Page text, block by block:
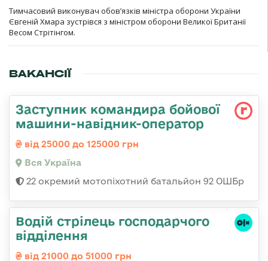
Тимчасовий виконувач обов’язків міністра оборони України
Євгеній Хмара зустрівся з міністром оборони Великої Британії
Весом Стрітінгом.
ВАКАНСІЇ
Заступник командира бойової
машини-навідник-оператор
від 25000 до 125000 грн
Вся Україна
22 окремий мотопіхотний батальйон 92 ОШБр
Водій стрілець господарчого
відділення
від 21000 до 51000 грн